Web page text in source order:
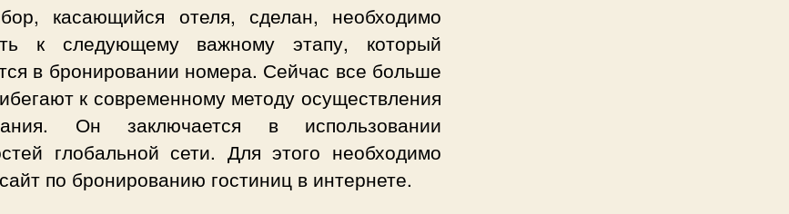
касающийся отеля, сделан, необходимо
к следующему важному этапу, который
в бронировании номера. Сейчас все больше
к современному методу осуществления
Он заключается в использовании
глобальной сети. Для этого необходимо
по бронированию гостиниц в интернете.